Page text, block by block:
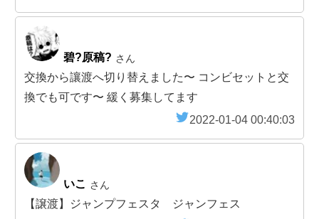
碧?原稿? さん
交換から讓渡へ切り替えました〜 コンビセットと交
換でも可です〜 緩く募集してます
2022-01-04 00:40:03
いこ さん
【譲渡】ジャンプフェスタ ジャンフェス